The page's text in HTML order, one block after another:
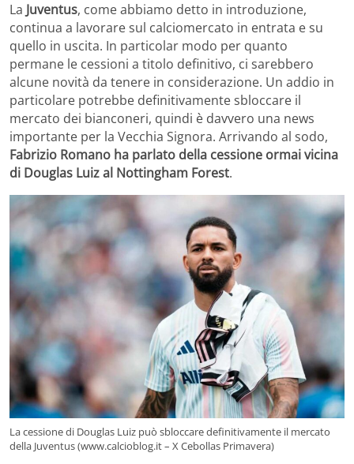
La Juventus, come abbiamo detto in introduzione,
continua a lavorare sul calciomercato in entrata e su
quello in uscita. In particolar modo per quanto
permane le cessioni a titolo definitivo, ci sarebbero
alcune novità da tenere in considerazione. Un addio in
particolare potrebbe definitivamente sbloccare il
mercato dei bianconeri, quindi è davvero una news
importante per la Vecchia Signora. Arrivando al sodo,
Fabrizio Romano ha parlato della cessione ormai vicina
di Douglas Luiz al Nottingham Forest.
La cessione di Douglas Luiz può sbloccare definitivamente il mercato
della Juventus (www.calcioblog.it – X Cebollas Primavera)